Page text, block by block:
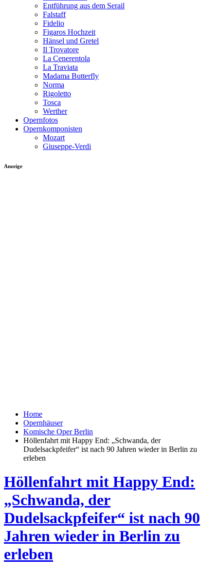
Entführung aus dem Serail
Falstaff
Fidelio
Figaros Hochzeit
Hänsel und Gretel
Il Trovatore
La Cenerentola
La Traviata
Madama Butterfly
Norma
Rigoletto
Tosca
Werther
Opernfotos
Opernkomponisten
Mozart
Giuseppe-Verdi
Anzeige
Home
Opernhäuser
Komische Oper Berlin
Höllenfahrt mit Happy End: „Schwanda, der
Dudelsackpfeifer“ ist nach 90 Jahren wieder in Berlin zu
erleben
Höllenfahrt mit Happy End:
„Schwanda, der
Dudelsackpfeifer“ ist nach 90
Jahren wieder in Berlin zu
erleben